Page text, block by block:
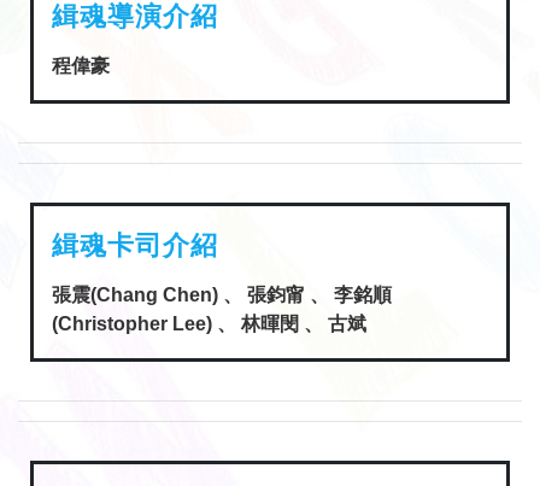
緝魂導演介紹
程偉豪
緝魂卡司介紹
張震(Chang Chen) 、 張鈞甯 、 李銘順
(Christopher Lee) 、 林暉閔 、 古斌